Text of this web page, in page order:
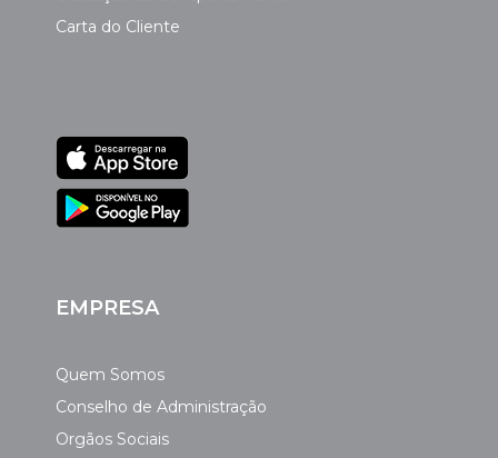
Carta do Cliente
EMPRESA
Quem Somos
Conselho de Administração
Orgãos Sociais